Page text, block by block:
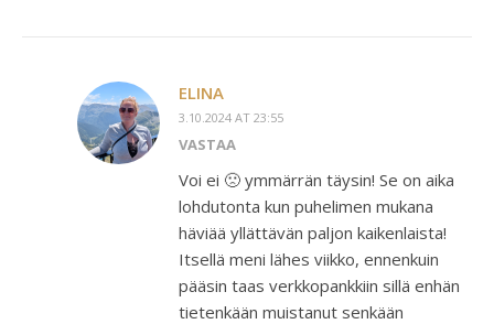
ELINA
3.10.2024 AT 23:55
VASTAA
Voi ei 🙁 ymmärrän täysin! Se on aika
lohdutonta kun puhelimen mukana
häviää yllättävän paljon kaikenlaista!
Itsellä meni lähes viikko, ennenkuin
pääsin taas verkkopankkiin sillä enhän
tietenkään muistanut senkään